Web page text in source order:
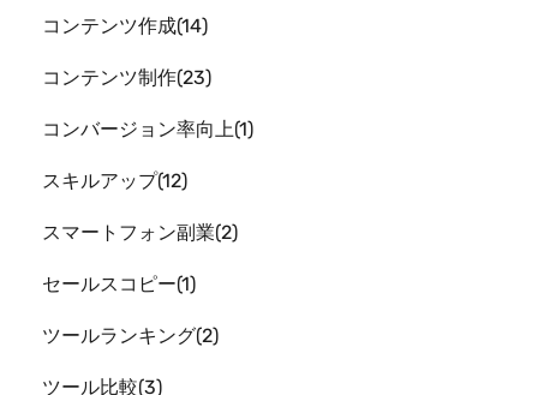
コンテンツ作成 14
コンテンツ制作 23
コンバージョン率向上 1
スキルアップ 12
スマートフォン副業 2
セールスコピー 1
ツールランキング 2
ツール比較 3